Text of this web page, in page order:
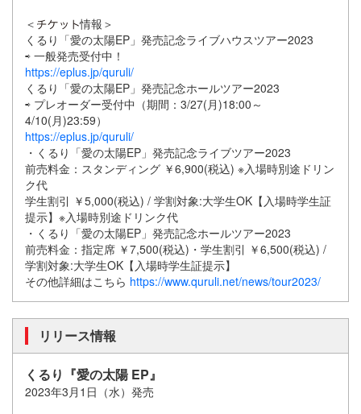
＜
情報＞
くるり「愛の太陽EP」発売記念ライブハウスツアー2023
⇨ 一般発売受付中！
https://eplus.jp/quruli/
くるり「愛の太陽EP」発売記念ホールツアー2023
⇨ プレオーダー受付中（期間：3/27(月)18:00～
4/10(月)23:59）
https://eplus.jp/quruli/
・くるり「愛の太陽EP」発売記念ライブツアー2023
前売料金：スタンディング ￥6,900(税込) ※入場時別途ドリン
ク代
学生割引 ￥5,000(税込) / 学割対象:大学生OK【入場時学生証
提示】※入場時別途ドリンク代
・くるり「愛の太陽EP」発売記念ホールツアー2023
前売料金：指定席 ￥7,500(税込)・学生割引 ￥6,500(税込) /
学割対象:大学生OK【入場時学生証提示】
その他詳細はこちら https://www.quruli.net/news/tour2023/
リリース情報
くるり『愛の太陽 EP』
2023年3月1日（水）発売